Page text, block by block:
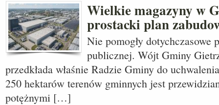
Wielkie magazyny w
prostacki plan
Nie pomogły dotychczasowe
publicznej. Wójt Gminy
przedkłada właśnie Radzie Gminy do
250 hektarów terenów gminnych jest
potężnymi […]